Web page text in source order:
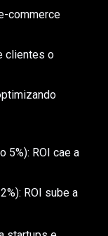
commerce
clientes o
5%): ROI cae a
ROI sube a